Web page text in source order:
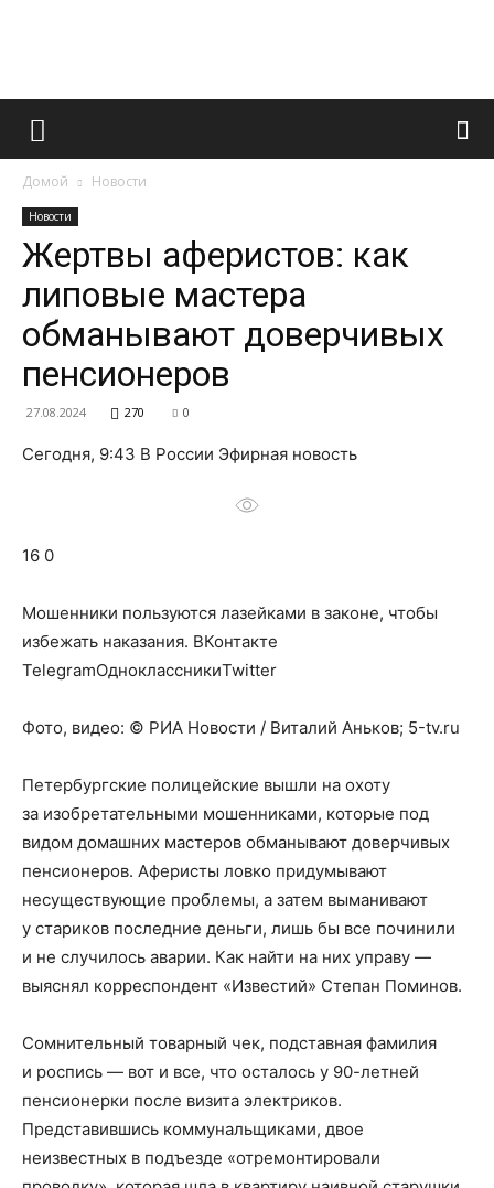
Французский
и
о
Домой Новости
Новости
Жертвы аферистов: как
липовые мастера
обманывают доверчивых
пенсионеров
27.08.2024 270 0
Сегодня, 9:43 В России Эфирная новость
16 0
Мошенники пользуются лазейками в законе, чтобы
избежать наказания. ВКонтакте
TelegramОдноклассникиTwitter
Фото, видео: © РИА Новости / Виталий Аньков; 5-tv.ru
Петербургские полицейские вышли на охоту
за изобретательными мошенниками, которые под
видом домашних мастеров обманывают доверчивых
пенсионеров. Аферисты ловко придумывают
несуществующие проблемы, а затем выманивают
у стариков последние деньги, лишь бы все починили
и не случилось аварии. Как найти на них управу —
выяснял корреспондент «Известий» Степан Поминов.
Сомнительный товарный чек, подставная фамилия
и роспись — вот и все, что осталось у 90-летней
пенсионерки после визита электриков.
Представившись коммунальщиками, двое
неизвестных в подъезде «отремонтировали